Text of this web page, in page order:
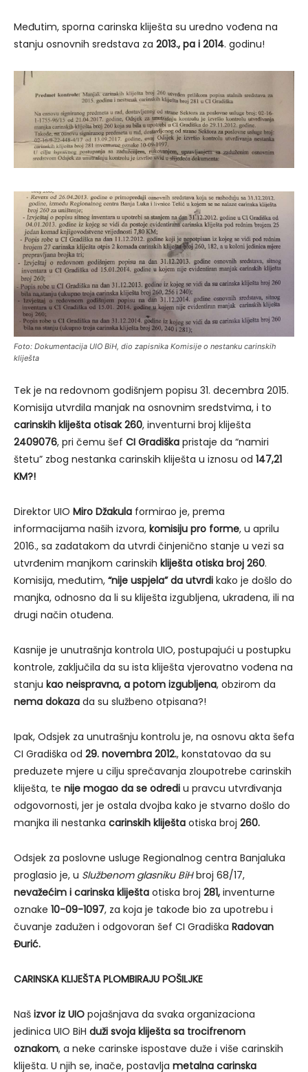
Međutim, sporna carinska kliješta su uredno vođena na
stanju osnovnih sredstava za 2013., pa i 2014. godinu!
Foto: Dokumentacija UIO BiH, dio zapisnika Komisije o nestanku carinskih
kliješta
Tek je na redovnom godišnjem popisu 31. decembra 2015.
Komisija utvrdila manjak na osnovnim sredstvima, i to
carinskih kliješta otisak 260, inventurni broj kliješta
2409076, pri čemu šef CI Gradiška pristaje da “namiri
štetu” zbog nestanka carinskih kliješta u iznosu od 147,21
KM?!
Direktor UIO Miro Džakula formirao je, prema
informacijama naših izvora, komisiju pro forme, u aprilu
2016., sa zadatakom da utvrdi činjenično stanje u vezi sa
utvrđenim manjkom carinskih kliješta otiska broj 260.
Komisija, međutim, “nije uspjela” da utvrdi kako je došlo do
manjka, odnosno da li su kliješta izgubljena, ukradena, ili na
drugi način otuđena.
Kasnije je unutrašnja kontrola UIO, postupajući u postupku
kontrole, zaključila da su ista kliješta vjerovatno vođena na
stanju kao neispravna, a potom izgubljena, obzirom da
nema dokaza da su službeno otpisana?!
Ipak, Odsjek za unutrašnju kontrolu je, na osnovu akta šefa
CI Gradiška od 29. novembra 2012., konstatovao da su
preduzete mjere u cilju sprečavanja zloupotrebe carinskih
kliješta, te nije mogao da se odredi u pravcu utvrđivanja
odgovornosti, jer je ostala dvojba kako je stvarno došlo do
manjka ili nestanka carinskih kliješta otiska broj 260.
Odsjek za poslovne usluge Regionalnog centra Banjaluka
proglasio je, u Službenom glasniku BiHbroj 68/17,
nevažećim i carinska kliješta otiska broj 281, inventurne
oznake 10-09-1097, za koja je takođe bio za upotrebu i
čuvanje zadužen i odgovoran šef CI Gradiška Radovan
Đurić.
CARINSKA KLIJEŠTA PLOMBIRAJU POŠILJKE
Naš izvor iz UIO pojašnjava da svaka organizaciona
jedinica UIO BiH duži svoja kliješta sa trocifrenom
oznakom, a neke carinske ispostave duže i više carinskih
kliješta. U njih se, inače, postavlja metalna carinska